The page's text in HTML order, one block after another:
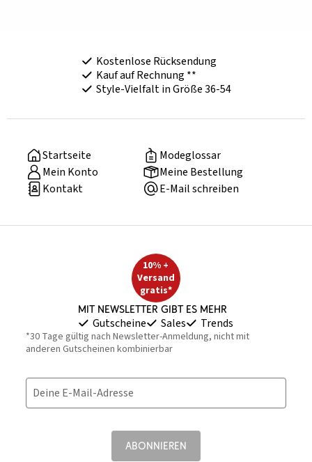
Kostenlose Rücksendung
Kauf auf Rechnung **
Style-Vielfalt in Größe 36-54
Startseite
Modeglossar
Mein Konto
Meine Bestellung
Kontakt
E-Mail schreiben
10% +
Versand
gratis*
Mit Newsletter gibt es mehr
Gutscheine Sales Trends
*30 Tage gültig nach Newsletter-Anmeldung, nicht mit
anderen Gutscheinen kombinierbar
Deine E-Mail-Adresse
ABONNIEREN